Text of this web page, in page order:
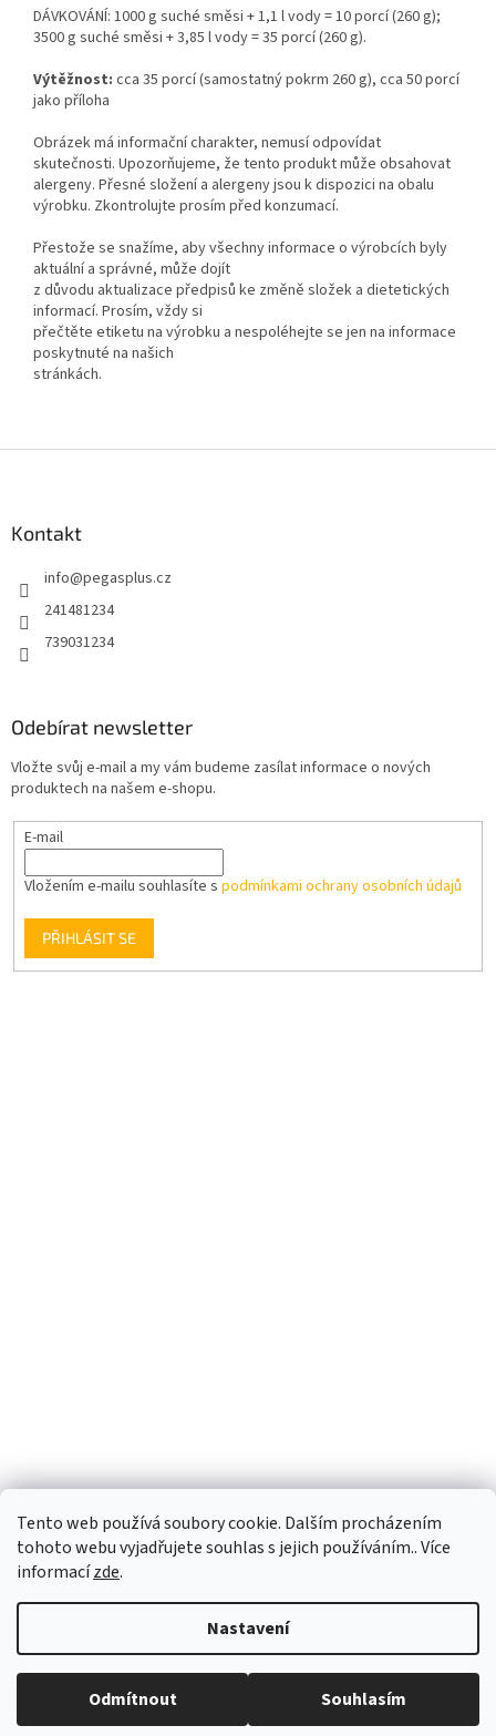
Tento web používá soubory cookie. Dalším procházením
tohoto webu vyjadřujete souhlas s jejich používáním.. Více
informacízde.
Nastavení
Odmítnout Souhlasím
DÁVKOVÁNÍ: 1000 g suché směsi + 1,1 l vody = 10 porcí (260 g);
3500 g suché směsi + 3,85 l vody = 35 porcí (260 g).
Výtěžnost: cca 35 porcí (samostatný pokrm 260 g), cca 50 porcí
jako příloha
Obrázek má informační charakter, nemusí odpovídat
skutečnosti. Upozorňujeme, že tento produkt může obsahovat
alergeny. Přesné složení a alergeny jsou k dispozici na obalu
výrobku. Zkontrolujte prosím před konzumací.
Přestože se snažíme, aby všechny informace o výrobcích byly
aktuální a správné, může dojít
z důvodu aktualizace předpisů ke změně složek a dietetických
informací. Prosím, vždy si
přečtěte etiketu na výrobku a nespoléhejte se jen na informace
poskytnuté na našich
stránkách.
Kontakt
info@pegasplus.cz
241481234
739031234
Odebírat newsletter
Vložte svůj e-mail a my vám budeme zasílat informace o nových
produktech na našem e-shopu.
E-mail
Vložením e-mailu souhlasíte s podmínkami ochrany osobních údajů
PŘIHLÁSIT SE
Copyright 2026PEGASPLUS. Všechna práva vyhrazena.Upravit